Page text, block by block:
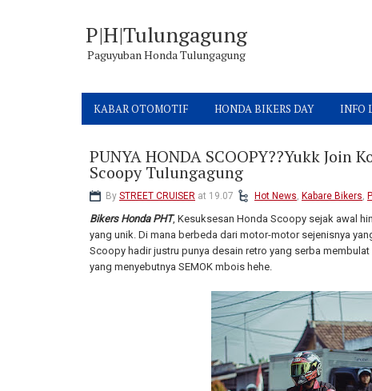
P|H|Tulungagung
Paguyuban Honda Tulungagung
KABAR OTOMOTIF HONDA BIKERS DAY INFO
PUNYA HONDA SCOOPY??Yukk Join
Scoopy Tulungagung
By STREET CRUISER at 19.07 Hot News, Kabare Bikers,
Bikers Honda PHT, Kesuksesan Honda Scoopy sejak awal
yang unik. Di mana berbeda dari motor-motor sejenisnya
Scoopy hadir justru punya desain retro yang serba
yang menyebutnya SEMOK mbois hehe.